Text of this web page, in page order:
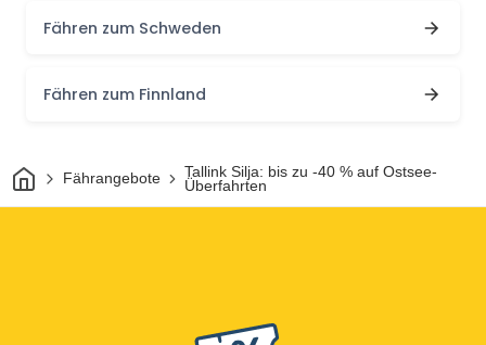
Fähren zum Schweden
Fähren zum Finnland
HeimFährangebote
Tallink Silja: bis zu -40 % auf Ostsee-
Überfahrten